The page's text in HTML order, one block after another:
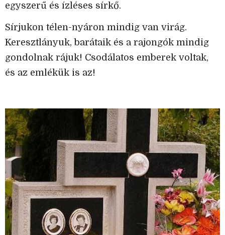
egyszerű és ízléses sírkő.
Sírjukon télen-nyáron mindig van virág.
Keresztlányuk, barátaik és a rajongók mindig
gondolnak rájuk! Csodálatos emberek voltak,
és az emlékük is az!